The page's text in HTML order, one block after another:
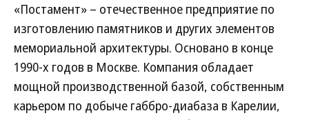
«Постамент» – отечественное предприятие по
изготовлению памятников и других элементов
мемориальной архитектуры. Основано в конце
1990-х годов в Москве. Компания обладает
мощной производственной базой, собственным
карьером по добыче габбро-диабаза в Карелии,